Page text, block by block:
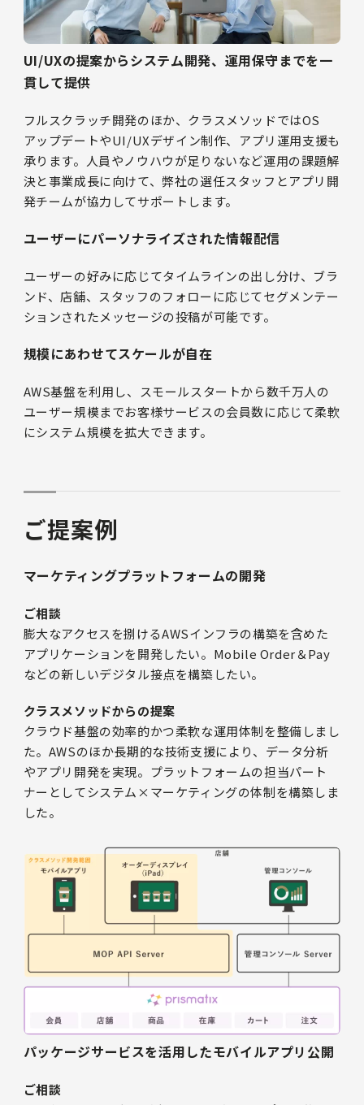
UI/UXの提案からシステム開発、運用保守までを一
貫して提供
フルスクラッチ開発のほか、クラスメソッドではOS
アップデートやUI/UXデザイン制作、アプリ運用支援も
承ります。人員やノウハウが足りないなど運用の課題解
決と事業成長に向けて、弊社の選任スタッフとアプリ開
発チームが協力してサポートします。
ユーザーにパーソナライズされた情報配信
ユーザーの好みに応じてタイムラインの出し分け、ブラ
ンド、店舗、スタッフのフォローに応じてセグメンテー
ションされたメッセージの投稿が可能です。
規模にあわせてスケールが自在
AWS基盤を利用し、スモールスタートから数千万人の
ユーザー規模までお客様サービスの会員数に応じて柔軟
にシステム規模を拡大できます。
ご提案例
マーケティングプラットフォームの開発
ご相談
膨大なアクセスを捌けるAWSインフラの構築を含めた
アプリケーションを開発したい。Mobile Order＆Pay
などの新しいデジタル接点を構築したい。
クラスメソッドからの提案
クラウド基盤の効率的かつ柔軟な運用体制を整備しまし
た。AWSのほか長期的な技術支援により、データ分析
やアプリ開発を実現。プラットフォームの担当パート
ナーとしてシステム×マーケティングの体制を構築しま
した。
パッケージサービスを活用したモバイルアプリ公開
ご相談